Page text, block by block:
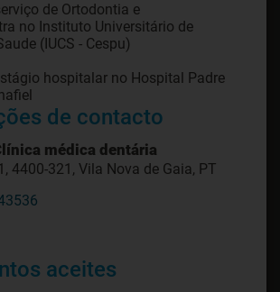
de Ortodontia e
no Instituto Universitário de
(IUCS - Cespu)
hospitalar no Hospital Padre
de contacto
médica dentária
4400-321, Vila Nova de Gaia, PT
aceites